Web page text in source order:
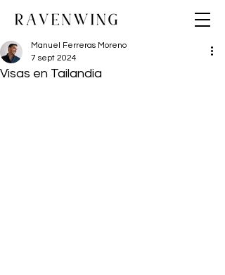
Visas en Tailandia
Manuel Ferreras Moreno
7 sept 2024